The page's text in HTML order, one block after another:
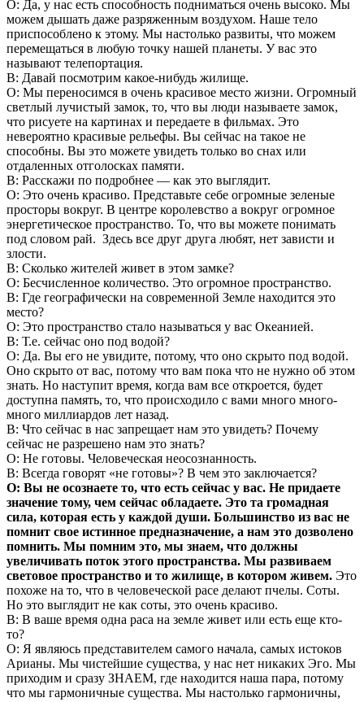
О: Да, у нас есть способность подниматься очень высоко. Мы
можем дышать даже разряженным воздухом. Наше тело
приспособлено к этому. Мы настолько развиты, что можем
перемещаться в любую точку нашей планеты. У вас это
называют телепортация.
В: Давай посмотрим какое-нибудь жилище.
О: Мы переносимся в очень красивое место жизни. Огромный
светлый лучистый замок, то, что вы люди называете замок,
что рисуете на картинах и передаете в фильмах. Это
невероятно красивые рельефы. Вы сейчас на такое не
способны. Вы это можете увидеть только во снах или
отдаленных отголосках памяти.
В: Расскажи по подробнее — как это выглядит.
О: Это очень красиво. Представьте себе огромные зеленые
просторы вокруг. В центре королевство а вокруг огромное
энергетическое пространство. То, что вы можете понимать
под словом рай. Здесь все друг друга любят, нет зависти и
злости.
В: Сколько жителей живет в этом замке?
О: Бесчисленное количество. Это огромное пространство.
В: Где географически на современной Земле находится это
место?
О: Это пространство стало называться у вас Океанией.
В: Т.е. сейчас оно под водой?
О: Да. Вы его не увидите, потому, что оно скрыто под водой.
Оно скрыто от вас, потому что вам пока что не нужно об этом
знать. Но наступит время, когда вам все откроется, будет
доступна память, то, что происходило с вами много много-
много миллиардов лет назад.
В: Что сейчас в нас запрещает нам это увидеть? Почему
сейчас не разрешено нам это знать?
О: Не готовы. Человеческая неосознанность.
В: Всегда говорят «не готовы»? В чем это заключается?
О: Вы не осознаете то, что есть сейчас у вас. Не придаете
значение тому, чем сейчас обладаете. Это та громадная
сила, которая есть у каждой души. Большинство из вас не
помнит свое истинное предназначение, а нам это дозволено
помнить. Мы помним это, мы знаем, что должны
увеличивать поток этого пространства. Мы развиваем
световое пространство и то жилище, в котором живем. Это
похоже на то, что в человеческой расе делают пчелы. Соты.
Но это выглядит не как соты, это очень красиво.
В: В ваше время одна раса на земле живет или есть еще кто-
то?
О: Я являюсь представителем самого начала, самых истоков
Арианы. Мы чистейшие существа, у нас нет никаких Эго. Мы
приходим и сразу ЗНАЕМ, где находится наша пара, потому
что мы гармоничные существа. Мы настолько гармоничны,